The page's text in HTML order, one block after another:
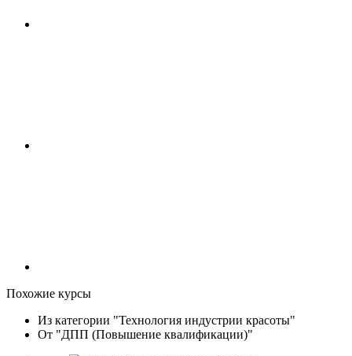
Похожие курсы
Из категории "Технология индустрии красоты"
От "ДПП (Повышение квалификации)"